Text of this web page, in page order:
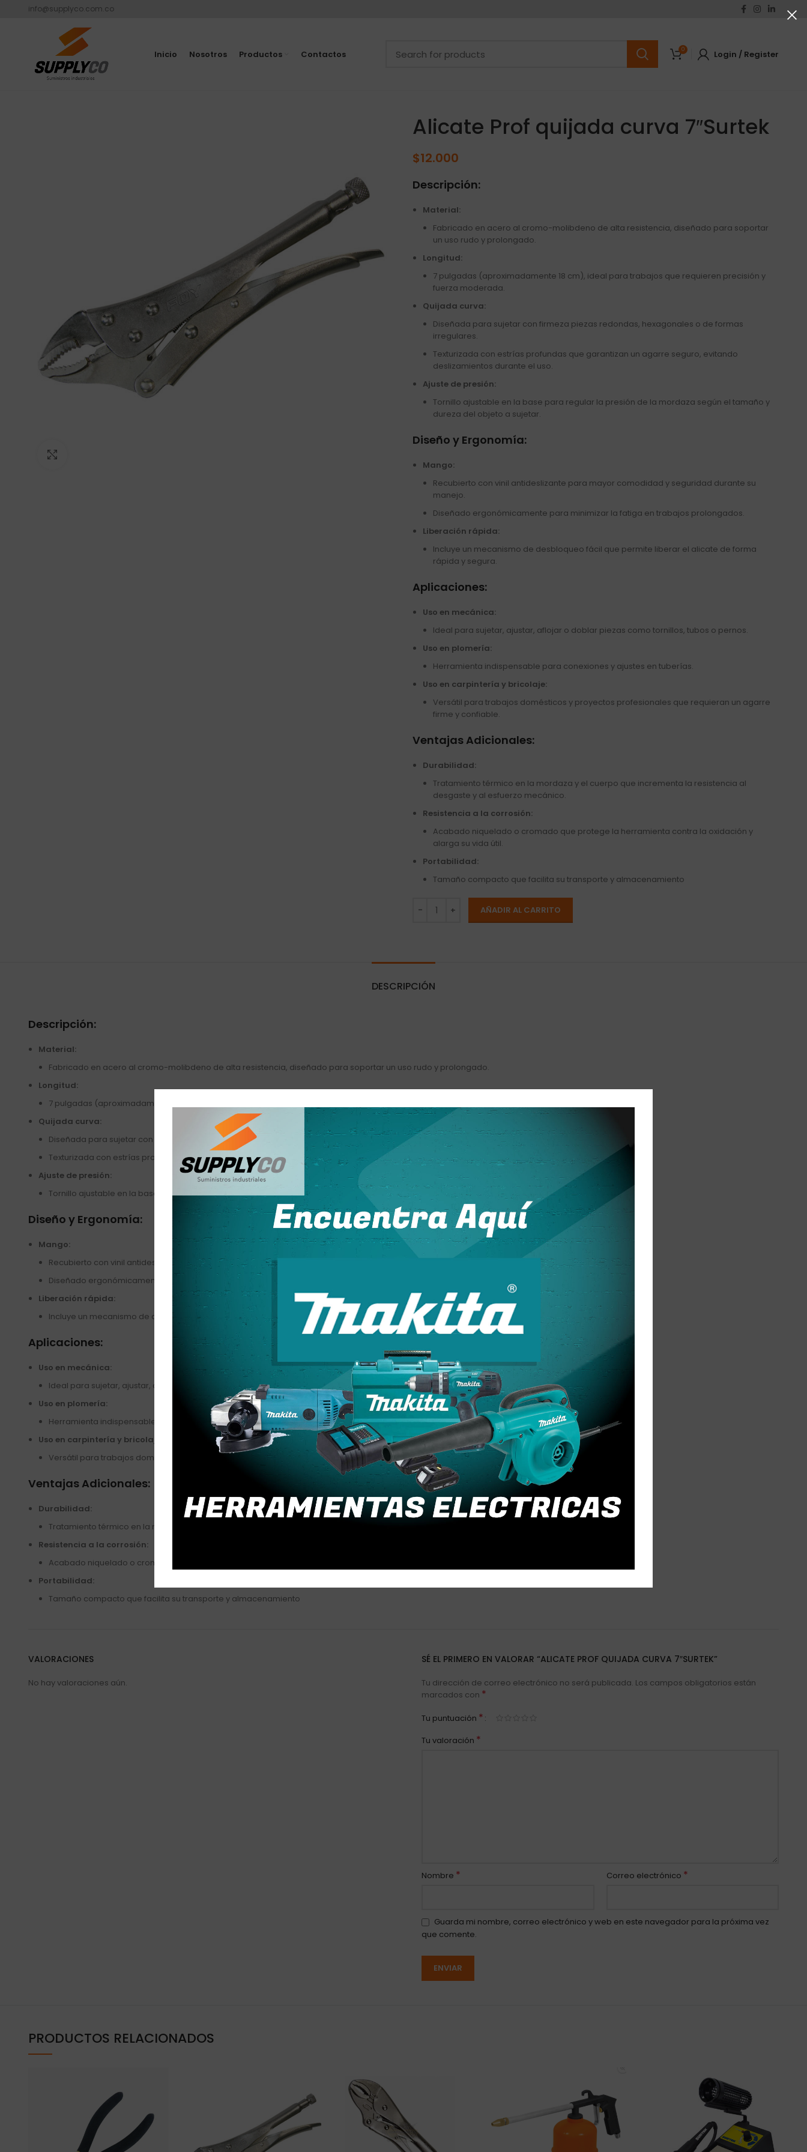
info@supplyco.com.co
Inicio Nosotros Productos Contactos 0 Login / Register
Alicate Prof quijada curva 7″Surtek
$12.000
Descripción:
Material:
Fabricado en acero al cromo-molibdeno de alta resistencia, diseñado para soportar
un uso rudo y prolongado.
Longitud:
7 pulgadas (aproximadamente 18 cm), ideal para trabajos que requieren precisión y
fuerza moderada.
Quijada curva:
Diseñada para sujetar con firmeza piezas redondas, hexagonales o de formas
irregulares.
Texturizada con estrías profundas que garantizan un agarre seguro, evitando
deslizamientos durante el uso.
Ajuste de presión:
Tornillo ajustable en la base para regular la presión de la mordaza según el tamaño y
dureza del objeto a sujetar.
Diseño y Ergonomía:
Mango:
Recubierto con vinil antideslizante para mayor comodidad y seguridad durante su
manejo.
Diseñado ergonómicamente para minimizar la fatiga en trabajos prolongados.
Liberación rápida:
Incluye un mecanismo de desbloqueo fácil que permite liberar el alicate de forma
rápida y segura.
Aplicaciones:
Uso en mecánica:
Ideal para sujetar, ajustar, aflojar o doblar piezas como tornillos, tubos o pernos.
Uso en plomería:
Herramienta indispensable para conexiones y ajustes en tuberías.
Uso en carpintería y bricolaje:
Versátil para trabajos domésticos y proyectos profesionales que requieran un agarre
firme y confiable.
Ventajas Adicionales:
Durabilidad:
Tratamiento térmico en la mordaza y el cuerpo que incrementa la resistencia al
desgaste y al esfuerzo mecánico.
Resistencia a la corrosión:
Acabado niquelado o cromado que protege la herramienta contra la oxidación y
alarga su vida útil.
Portabilidad:
Tamaño compacto que facilita su transporte y almacenamiento
AÑADIR AL CARRITO
DESCRIPCIÓN
Descripción:
Material:
Fabricado en acero al cromo-molibdeno de alta resistencia, diseñado para soportar un uso rudo y prolongado.
Longitud:
7 pulgadas (aproximadamente 18 cm), ideal para trabajos que requieren precisión y fuerza moderada.
Quijada curva:
Diseñada para sujetar con firmeza piezas redondas, hexagonales o de formas irregulares.
Texturizada con estrías profundas que garantizan un agarre seguro, evitando deslizamientos durante el uso.
Ajuste de presión:
Tornillo ajustable en la base para regular la presión de la mordaza según el tamaño y dureza del objeto a sujetar.
Diseño y Ergonomía:
Mango:
Recubierto con vinil antideslizante para mayor comodidad y seguridad durante su manejo.
Diseñado ergonómicamente para minimizar la fatiga en trabajos prolongados.
Liberación rápida:
Incluye un mecanismo de desbloqueo fácil que permite liberar el alicate de forma rápida y segura.
Aplicaciones:
Uso en mecánica:
Ideal para sujetar, ajustar, aflojar o doblar piezas como tornillos, tubos o pernos.
Uso en plomería:
Herramienta indispensable para conexiones y ajustes en tuberías.
Uso en carpintería y bricolaje:
Versátil para trabajos domésticos y proyectos profesionales que requieran un agarre firme y confiable.
Ventajas Adicionales:
Durabilidad:
Tratamiento térmico en la mordaza y el cuerpo que incrementa la resistencia al desgaste y al esfuerzo mecánico.
Resistencia a la corrosión:
Acabado niquelado o cromado que protege la herramienta contra la oxidación y alarga su vida útil.
Portabilidad:
Tamaño compacto que facilita su transporte y almacenamiento
VALORACIONES
No hay valoraciones aún.
SÉ EL PRIMERO EN VALORAR “ALICATE PROF QUIJADA CURVA 7″SURTEK”
Tu dirección de correo electrónico no será publicada. Los campos obligatorios están
marcados con *
Tu puntuación *
Tu valoración *
Nombre * Correo electrónico *
Guarda mi nombre, correo electrónico y web en este navegador para la próxima vez
que comente.
PRODUCTOS RELACIONADOS